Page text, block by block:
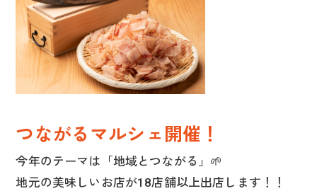
つながるマルシェ開催！
今年のテーマは「地域とつながる」🌱
地元の美味しいお店が18店舗以上出店します！！